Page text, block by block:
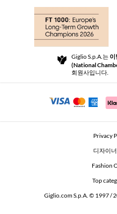
Community Store
Beauty Seekers VIP Club
반품 및 환불
For a safe shopping experience
Security Communication
Giglio S.p.A.는
(National
회원사입니다.
Privacy
디자이
Fashion
Top
Giglio.com S.p.A. © 1997 /